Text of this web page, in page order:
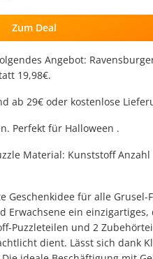
Zum Deal
Angebot:
19,98€.
ab 29€ oder kostenlose
Perfekt für Halloween .
Material: Kunststoff
für alle Grusel-
Erwachsene ein
Puzzleteilen und 2
dient. Lässt sich dank